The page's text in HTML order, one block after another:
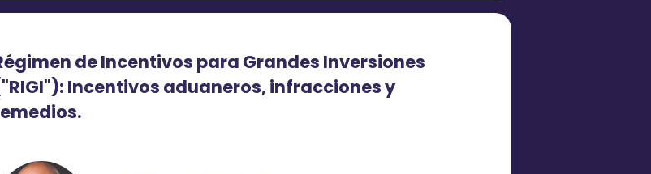
de Incentivos para Grandes Inversiones
Incentivos aduaneros, infracciones y